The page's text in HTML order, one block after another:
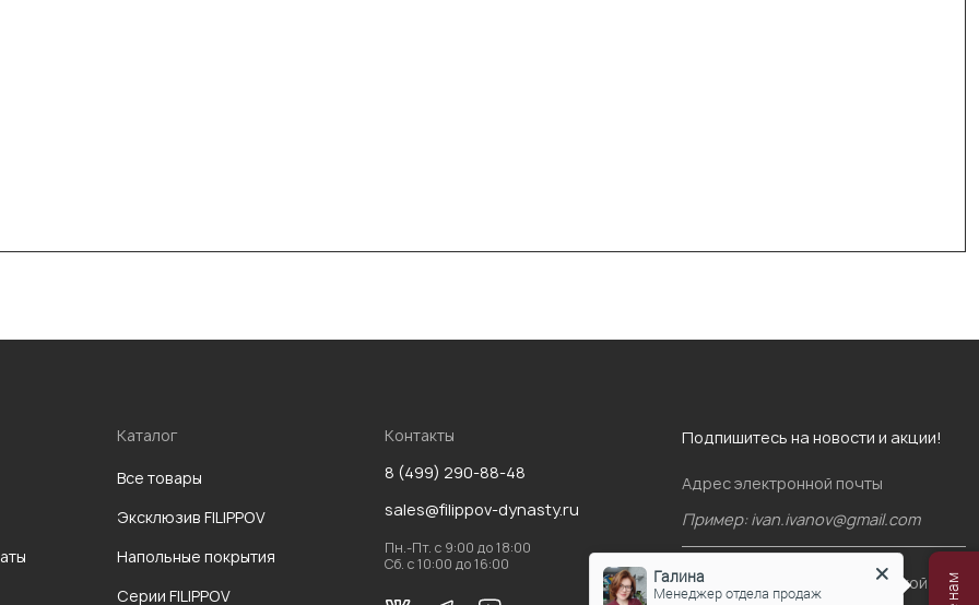
Каталог
Все товары
Эксклюзив FILIPPOV
Напольные покрытия
Серии FILIPPOV
Контакты
8 (499) 290-88-48
sales@filippov-dynasty.ru
Пн.-Пт. с 9:00 до 18:00
Сб. с 10:00 до 16:00
Подпишитесь на новости и акции!
Адрес электронной почты
с политикой
конфиденциальности
Галина
Менеджер отдела продаж